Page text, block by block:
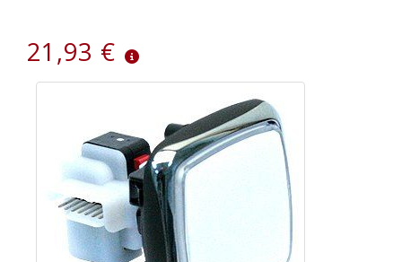
21,93 €